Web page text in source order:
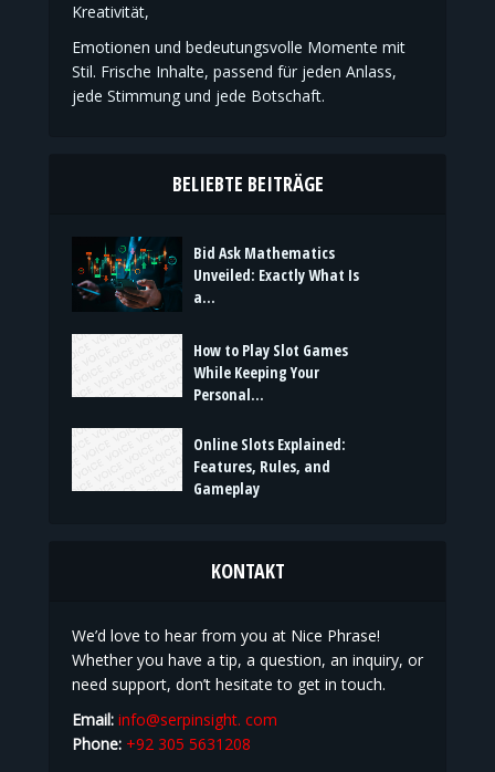
Kreativität,
Emotionen und bedeutungsvolle Momente mit
Stil. Frische Inhalte, passend für jeden Anlass,
jede Stimmung und jede Botschaft.
BELIEBTE BEITRÄGE
Bid Ask Mathematics
Unveiled: Exactly What Is
a...
How to Play Slot Games
While Keeping Your
Personal...
Online Slots Explained:
Features, Rules, and
Gameplay
KONTAKT
We’d love to hear from you at Nice Phrase!
Whether you have a tip, a question, an inquiry, or
need support, don’t hesitate to get in touch.
Email: info@serpinsight. com
Phone: +92 305 5631208